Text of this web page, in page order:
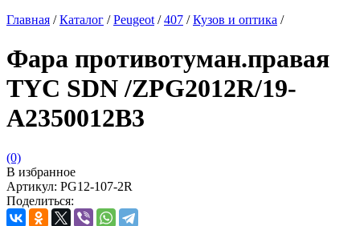
Главная / Каталог / Peugeot / 407 / Кузов и оптика /
Фара противотуман.правая
TYC SDN /ZPG2012R/19-
A2350012B3
(0)
В избранное
Артикул: PG12-107-2R
Поделиться: